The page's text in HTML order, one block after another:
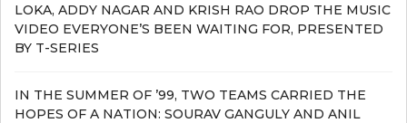
LOKA, ADDY NAGAR AND KRISH RAO DROP THE MUSIC
VIDEO EVERYONE’S BEEN WAITING FOR, PRESENTED
BY T-SERIES
IN THE SUMMER OF ’99, TWO TEAMS CARRIED THE
HOPES OF A NATION: SOURAV GANGULY AND ANIL